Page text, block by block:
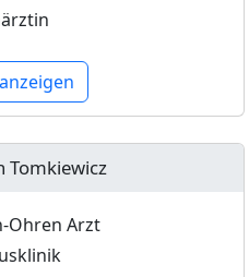
Tomkiewicz
Ohren Arzt